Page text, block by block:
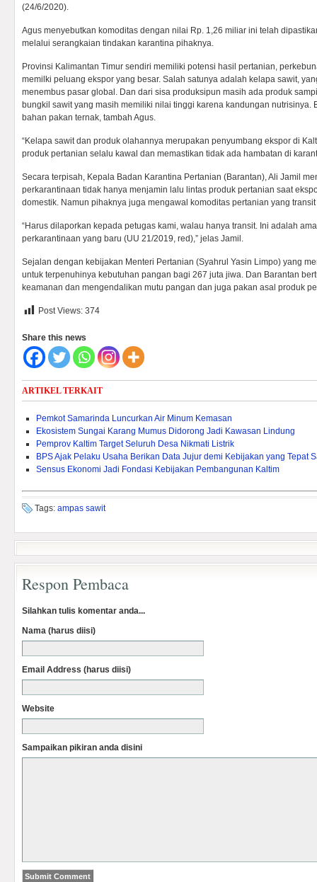
(24/6/2020).
Agus menyebutkan komoditas dengan nilai Rp. 1,26 miliar ini telah
melalui serangkaian tindakan karantina pihaknya.
Provinsi Kalimantan Timur sendiri memiliki potensi hasil pertanian,
memilki peluang ekspor yang besar. Salah satunya adalah kelapa sawit,
menembus pasar global. Dan dari sisa produksipun masih ada produk
bungkil sawit yang masih memiliki nilai tinggi karena kandungan nutrisinya.
bahan pakan ternak, tambah Agus.
“Kelapa sawit dan produk olahannya merupakan penyumbang ekspor di
produk pertanian selalu kawal dan memastikan tidak ada hambatan di
Secara terpisah, Kepala Badan Karantina Pertanian (Barantan), Ali Jamil
perkarantinaan tidak hanya menjamin lalu lintas produk pertanian saat
domestik. Namun pihaknya juga mengawal komoditas pertanian yang
“Harus dilaporkan kepada petugas kami, walau hanya transit. Ini adalah
perkarantinaan yang baru (UU 21/2019, red),” jelas Jamil.
Sejalan dengan kebijakan Menteri Pertanian (Syahrul Yasin Limpo) yang
untuk terpenuhinya kebutuhan pangan bagi 267 juta jiwa. Dan Barantan
keamanan dan mengendalikan mutu pangan dan juga pakan asal produk
Post Views: 374
Share this news
ARTIKEL TERKAIT
Pemkot Samarinda Luncurkan Air Minum Kemasan
Ekosistem Sungai Karang Mumus Didorong Jadi Kawasan Lindung
Pemprov Kaltim Target Seluruh Desa Nikmati Listrik
BPS Ajak Pelaku Usaha Berikan Data Jujur demi Kebijakan yang Tepat
Sensus Ekonomi Jadi Fondasi Kebijakan Pembangunan Kaltim
Tags: ampas sawit
Respon Pembaca
Silahkan tulis komentar anda...
Nama (harus diisi)
Email Address (harus diisi)
Website
Sampaikan pikiran anda disini